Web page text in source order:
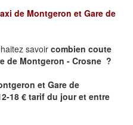
de Montgeron et Gare de
savoir combien coute
de Montgeron - Crosne ?
et Gare de
18 € tarif du jour et entre